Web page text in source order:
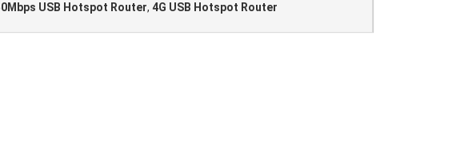
USB Hotspot Router, 4G USB Hotspot Router